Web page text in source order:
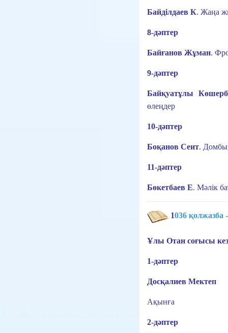
Байділдаев К. Жаңа
8-дәптер
Байғанов Жұман.
9-дәптер
Байқуатұлы
өлеңдер
10-дәптер
Боқанов Сеит.
11-дәптер
Бөкетбаев Е. Мәлік
1036 қолжазба
Ұлы Отан соғысы
1-дәптер
Досқалиев Мектеп
Ақынға
2-дәптер